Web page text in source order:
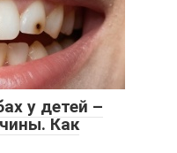
у детей –
Как